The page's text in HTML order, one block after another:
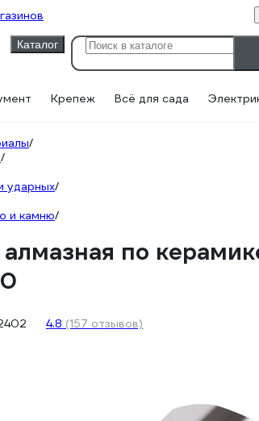
Каталог
Крепеж Всё для сада
/
/
ударных/
и камню/
по
4.8 (157 отзывов)